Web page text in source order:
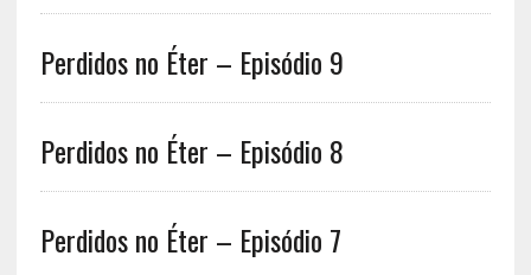
Perdidos no Éter – Episódio 9
Perdidos no Éter – Episódio 8
Perdidos no Éter – Episódio 7